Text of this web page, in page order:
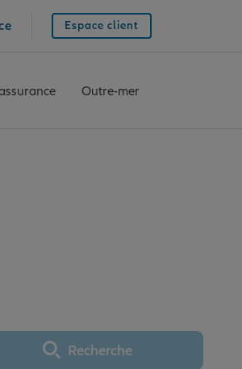
Espace client
Outre-mer
positionRecherche